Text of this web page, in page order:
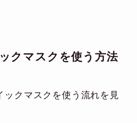
クマスクを使う方法
ックマスクを使う流れを見